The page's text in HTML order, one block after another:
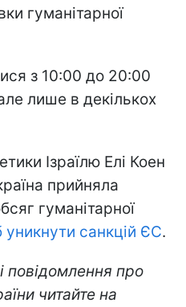
гуманітарної
з 10:00 до 20:00
лише в декількох
Ізраїлю Елі Коен
прийняла
гуманітарної
санкцій ЄС.
повідомлення про
читайте на